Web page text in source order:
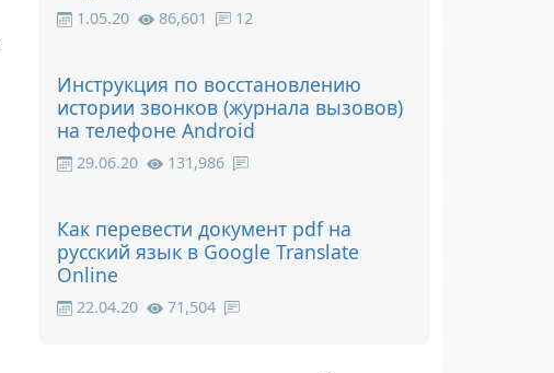
1.05.20 86,601 12
Инструкция по восстановлению
истории звонков (журнала вызовов)
на телефоне Android
29.06.20 131,986
Как перевести документ pdf на
русский язык в Google Translate
Online
22.04.20 71,504